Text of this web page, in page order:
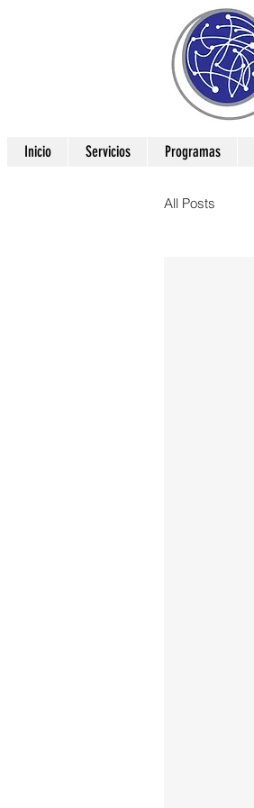
Inicio Servicios Programas
All Posts